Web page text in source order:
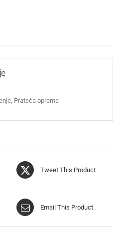
Prateća oprema
Tweet This Product
Email This Product